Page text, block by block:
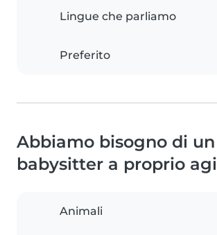
Lingue che parliamo
Preferito
Abbiamo bisogno di
babysitter a proprio
Animali